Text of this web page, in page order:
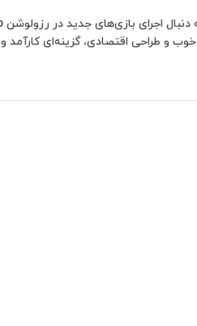
و طراحی اقتصادی، گزینه‌ای کارآمد